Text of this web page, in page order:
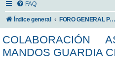
FAQ
Índice general FORO GENERAL PARA TODOS LOS USUARIOS
COLABORACIÓN
MANDOS GUARDIA